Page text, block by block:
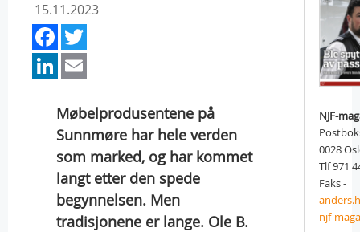
15.11.2023
Facebook
LinkedIn
Møbelprodusentene på
Sunnmøre har hele verden
som marked, og har kommet
langt etter den spede
begynnelsen. Men
tradisjonene er lange. Ole B.
NJF-
0028
Tlf 971
Faks -
njf-